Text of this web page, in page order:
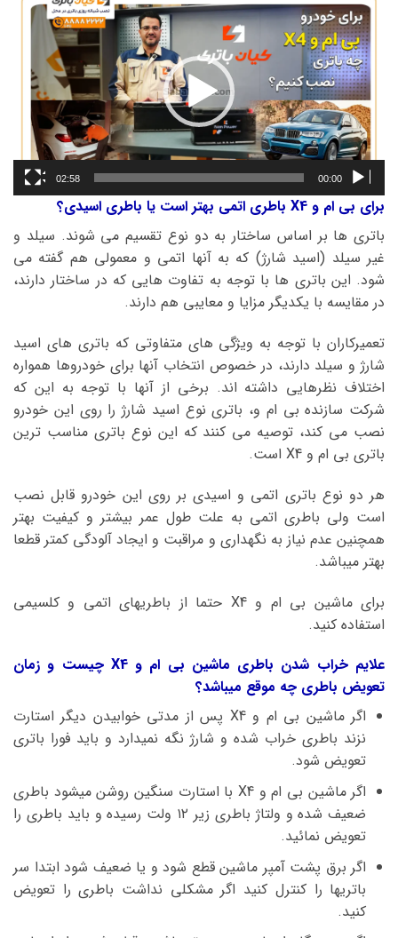
ویدیو
00:00
02:58
برای بی ام و X4 باطری اتمی بهتر است یا باطری اسیدی؟
باتری ها بر اساس ساختار به دو نوع تقسیم می شوند. سیلد و
غیر سیلد (اسید شارژ) که به آنها اتمی و معمولی هم گفته می
شود. این باتری ها با توجه به تفاوت هایی که در ساختار دارند،
در مقایسه با یکدیگر مزایا و معایبی هم دارند.
تعمیرکاران با توجه به ویژگی های متفاوتی که باتری های اسید
شارژ و سیلد دارند، در خصوص انتخاب آنها برای خودروها همواره
اختلاف نظرهایی داشته اند. برخی از آنها با توجه به این که
شرکت سازنده بی ام و، باتری نوع اسید شارژ را روی این خودرو
نصب می کند، توصیه می کنند که این نوع باتری مناسب ترین
باتری بی ام و X4 است.
هر دو نوع باتری اتمی و اسیدی بر روی این خودرو قابل نصب
است ولی باطری اتمی به علت طول عمر بیشتر و کیفیت بهتر
همچنین عدم نیاز به نگهداری و مراقبت و ایجاد آلودگی کمتر قطعا
بهتر میباشد.
برای ماشین بی ام و X4 حتما از باطریهای اتمی و کلسیمی
استفاده کنید.
علایم خراب شدن باطری ماشین بی ام و X4 چیست و زمان
تعویض باطری چه موقع میباشد؟
اگر ماشین بی ام و X4 پس از مدتی خوابیدن دیگر استارت
نزند باطری خراب شده و شارژ نگه نمیدارد و باید فورا باتری
تعویض شود.
اگر ماشین بی ام و X4 با استارت سنگین روشن میشود باطری
ضعیف شده و ولتاژ باطری زیر ۱۲ ولت رسیده و باید باطری را
تعویض نمائید.
اگر برق پشت آمپر ماشین قطع شود و یا ضعیف شود ابتدا سر
باتریها را کنترل کنید اگر مشکلی نداشت باطری را تعویض
کنید.